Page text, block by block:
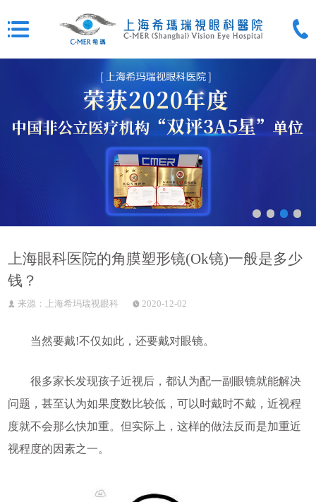
上海眼科医院的角膜塑形镜(Ok镜)一般是多少
钱？
来源：上海希玛瑞视眼科 2020-12-02
当然要戴!不仅如此，还要戴对眼镜。
很多家长发现孩子近视后，都认为配一副眼镜就能解决
问题，甚至认为如果度数比较低，可以时戴时不戴，近视程
度就不会那么快加重。但实际上，这样的做法反而是加重近
视程度的因素之一。